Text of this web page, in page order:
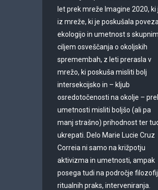
let prek mreže Imagine 2020, ki
iz mreže, ki je poskušala
ekologijo in umetnost s skupnim
ciljem osveščanja o okoljskih
spremembah, z leti prerasla v
mrežo, ki poskuša misliti bolj
intersekcijsko in – kljub
osredotočenosti na okolje –
umetnosti misliti boljšo (ali pa
manj strašno) prihodnost ter
ukrepati. Delo Marie Lucie Cruz
Correia ni samo na križpotju
aktivizma in umetnosti, ampak
posega tudi na področje
ritualnih praks, interveniranja.